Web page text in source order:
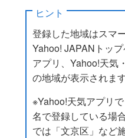
ヒント
登録した地域はスマ
Yahoo! JAPANトッ
アプリ、Yahoo!天気
の地域が表示されます
※Yahoo!天気アプリ
名で登録している場
では「文京区」など